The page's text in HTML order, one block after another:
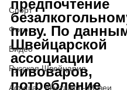
Спорт
Фото
Видео
Русская Швейцария
Афиша - Выставки - Музеи
предпочтение
пиву. По
Швейцарской
ассоциации
пивоваров,
потребление